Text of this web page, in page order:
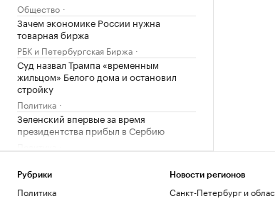
Общество
Зачем экономике России нужна
товарная биржа
РБК и Петербургская Биржа
Суд назвал Трампа «временным
жильцом» Белого дома и остановил
стройку
Политика
Зеленский впервые за время
президентства прибыл в Сербию
Слащева и Wylsacom — о новых
технологиях
Рубрики
Политика
Новости регионов
Санкт-Петербург и